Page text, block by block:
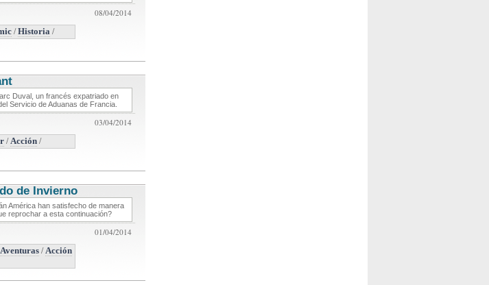
08/04/2014
/Historia /
Duval, un francés expatriado en
Servicio de Aduanas de Francia.
03/04/2014
/Acción /
de Inviernocritica de cine
América han satisfecho de manera
reprochar a esta continuación?
01/04/2014
Aventuras /Acción